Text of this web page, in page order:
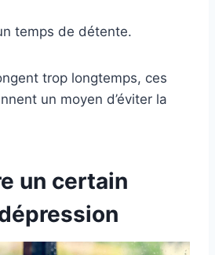
temps de détente.
trop longtemps, ces
un moyen d’éviter la
un certain